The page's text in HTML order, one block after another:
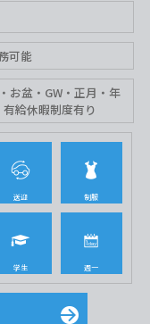
可能
お盆・GW・正月・年
給休暇制度有り
送迎 制服
学生 週一